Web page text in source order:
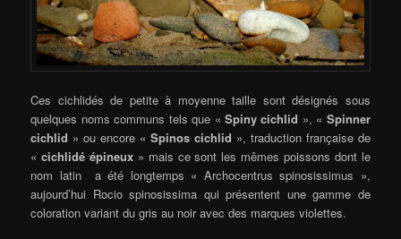
Ces cichlidés de petite à moyenne taille sont désignés sous
quelques noms communs tels que « Spiny cichlid », « Spinner
cichlid » ou encore « Spinos cichlid », traduction française de
« cichlidé épineux» mais ce sont les mêmes poissons dont le
nom latin a été longtemps « Archocentrus spinosissimus »,
aujourd’hui Rocio spinosissima qui présentent une gamme de
coloration variant du gris au noir avec des marques violettes.